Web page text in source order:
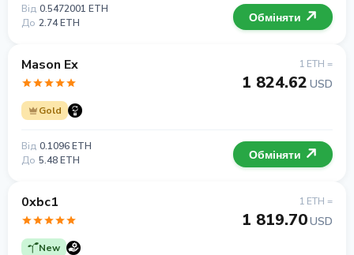
Від 0.5472001 ETH
До 2.74 ETH Обміняти
Mason Ex
Gold
1 ETH =
1 824.62 USD
Від 0.1096 ETH
До 5.48 ETH Обміняти
0xbc1
New
1 ETH =
1 819.70USD